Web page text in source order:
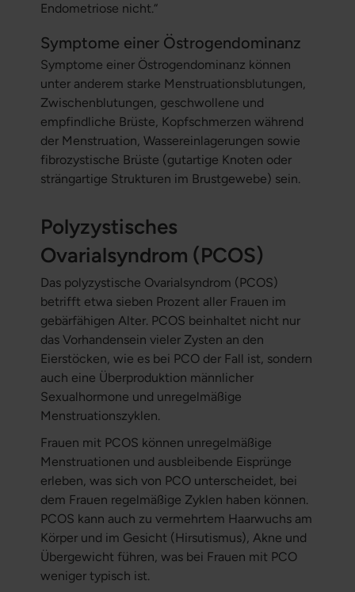
Endometriose nicht.“
Symptome einer Östrogendominanz
Symptome einer Östrogendominanz können
unter anderem starke Menstruationsblutungen,
Zwischenblutungen, geschwollene und
empfindliche Brüste, Kopfschmerzen während
der Menstruation, Wassereinlagerungen sowie
fibrozystische Brüste (gutartige Knoten oder
strängartige Strukturen im Brustgewebe) sein.
Polyzystisches
Ovarialsyndrom (PCOS)
Das polyzystische Ovarialsyndrom (PCOS)
betrifft etwa sieben Prozent aller Frauen im
gebärfähigen Alter. PCOS beinhaltet nicht nur
das Vorhandensein vieler Zysten an den
Eierstöcken, wie es bei PCO der Fall ist, sondern
auch eine Überproduktion männlicher
Sexualhormone und unregelmäßige
Menstruationszyklen.
Frauen mit PCOS können unregelmäßige
Menstruationen und ausbleibende Eisprünge
erleben, was sich von PCO unterscheidet, bei
dem Frauen regelmäßige Zyklen haben können.
PCOS kann auch zu vermehrtem Haarwuchs am
Körper und im Gesicht (Hirsutismus), Akne und
Übergewicht führen, was bei Frauen mit PCO
weniger typisch ist.